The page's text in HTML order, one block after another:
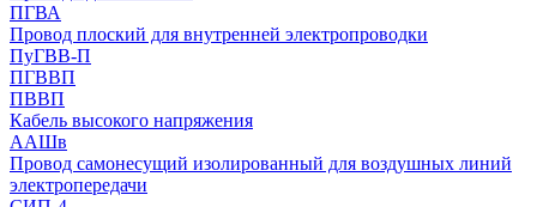
ПГВА
Провод плоский для внутренней электропроводки
ПуГВВ-П
ПГВВП
ПВВП
Кабель высокого напряжения
ААШв
Провод самонесущий изолированный для воздушных линий
электропередачи